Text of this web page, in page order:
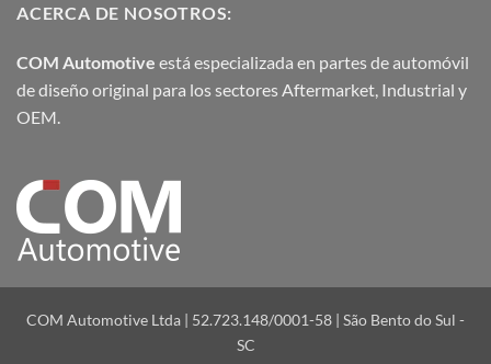
ACERCA DE NOSOTROS:
COM Automotive está especializada en partes de automóvil
de diseño original para los sectores Aftermarket, Industrial y
OEM.
COM Automotive Ltda | 52.723.148/0001-58 | São Bento do Sul -
SC